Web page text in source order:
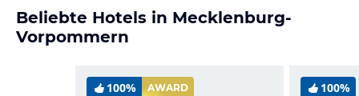
Beliebte Hotels in Mecklenburg-
Vorpommern
100% AWARD 100%